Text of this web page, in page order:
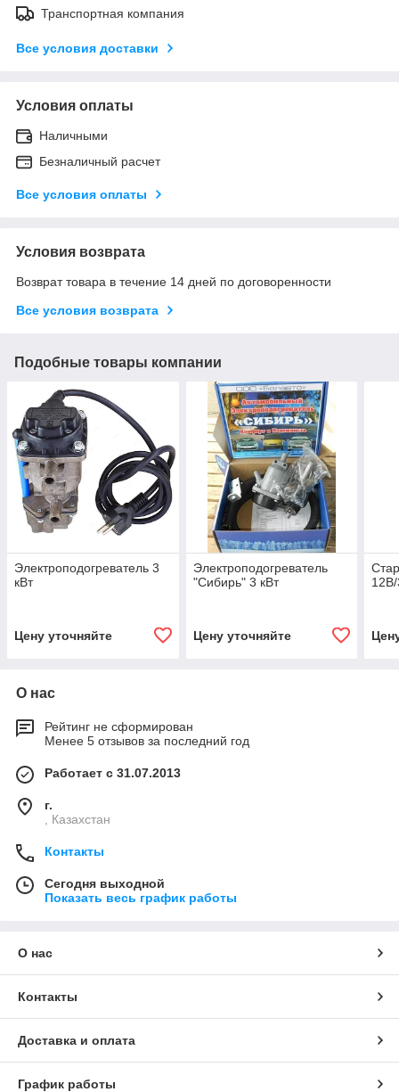
Транспортная компания
Все условия доставки
Условия оплаты
Наличными
Безналичный расчет
Все условия оплаты
Условия возврата
Возврат товара в течение 14 дней по договоренности
Все условия возврата
Подобные товары компании
Электроподогреватель 3
кВт
Цену уточняйте
Электроподогреватель
"Сибирь" 3 кВт
Цену уточняйте
О нас
Рейтинг не сформирован
Менее 5 отзывов за последний год
Работает с 31.07.2013
г.
, Казахстан
Контакты
Сегодня выходной
Показать весь график работы
О нас
Контакты
Доставка и оплата
График работы